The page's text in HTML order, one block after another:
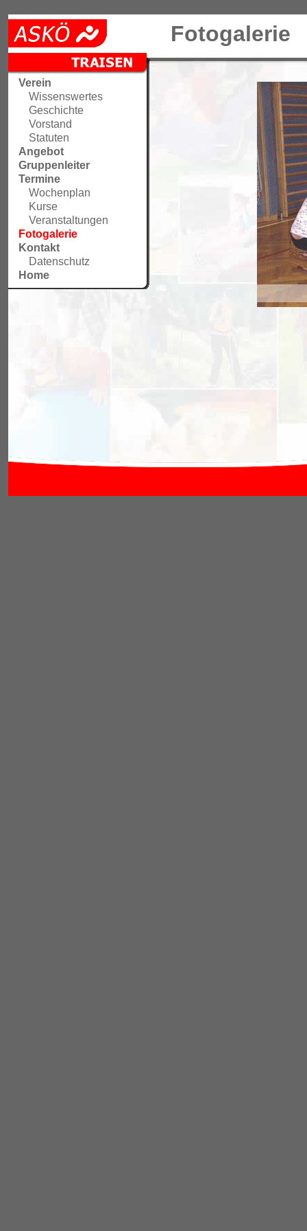
Verein
Wissenswertes
Geschichte
Vorstand
Statuten
Angebot
Gruppenleiter
Termine
Wochenplan
Kurse
Veranstaltungen
Fotogalerie
Kontakt
Datenschutz
Home
Fotogalerie